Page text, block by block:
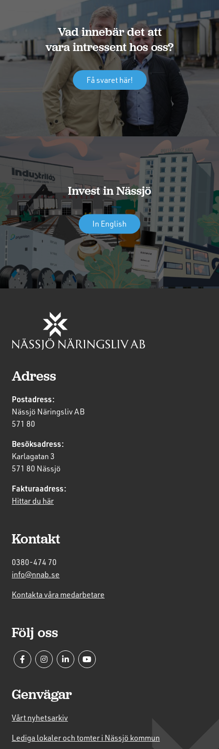
Vad innebär det att
vara intressent hos oss?
Få svaret här!
Invest in Nässjö
In English
Adress
Postadress:
Nässjö Näringsliv AB
571 80
Besöksadress:
Karlagatan 3
571 80 Nässjö
Fakturaadress:
Hittar du här
Kontakt
0380-474 70
info@nnab.se
Kontakta våra medarbetare
Följ oss
Genvägar
Vårt nyhetsarkiv
Lediga lokaler och tomter i Nässjö kommun